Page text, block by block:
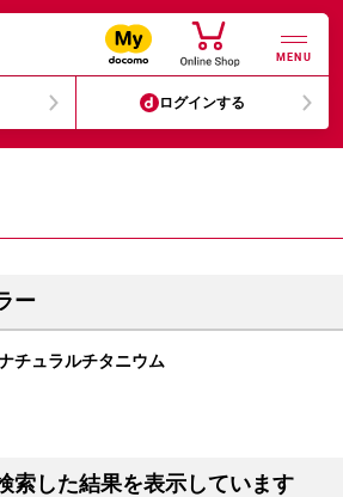
MENU
ログインする
ー
チュラルチタニウム
索した結果を表示しています